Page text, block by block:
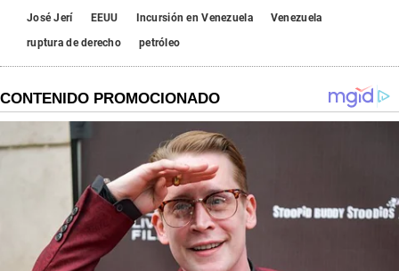
José Jerí EEUU Incursión en Venezuela
Venezuela
ruptura de derecho
petróleo